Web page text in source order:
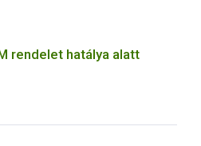
rendelet hatálya alatt